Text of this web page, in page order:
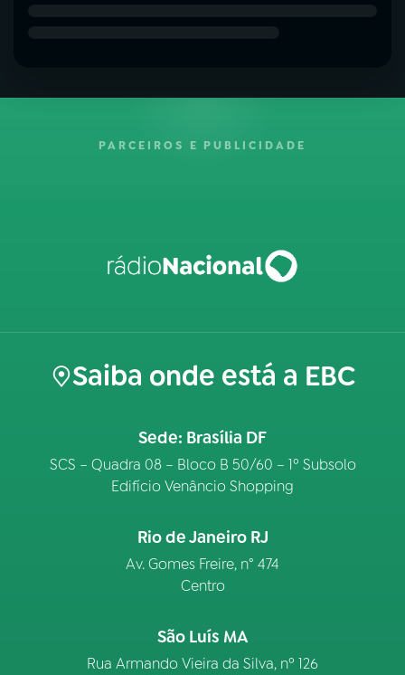
PARCEIROS E PUBLICIDADE
Saiba onde está a EBC
Sede: Brasília DF
SCS – Quadra 08 – Bloco B 50/60 – 1º Subsolo
Edifício Venâncio Shopping
Rio de Janeiro RJ
Av. Gomes Freire, n° 474
Centro
São Luís MA
Rua Armando Vieira da Silva, nº 126